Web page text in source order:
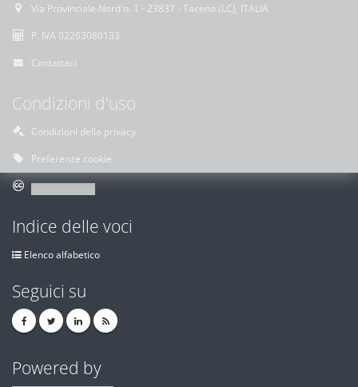
Via Provinciale Nord n. 1 - 23837 - Taceno (LC), ITALIA
P. IVA 02263080133
Contattaci
Condizioni d'uso
Condizioni della privacy
Preferenze cookie
Indice delle voci
Elenco alfabetico
Seguici su
Powered by